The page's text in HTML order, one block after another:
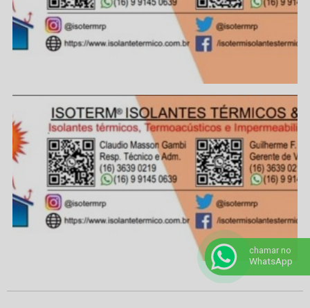
chamar no
WhatsApp